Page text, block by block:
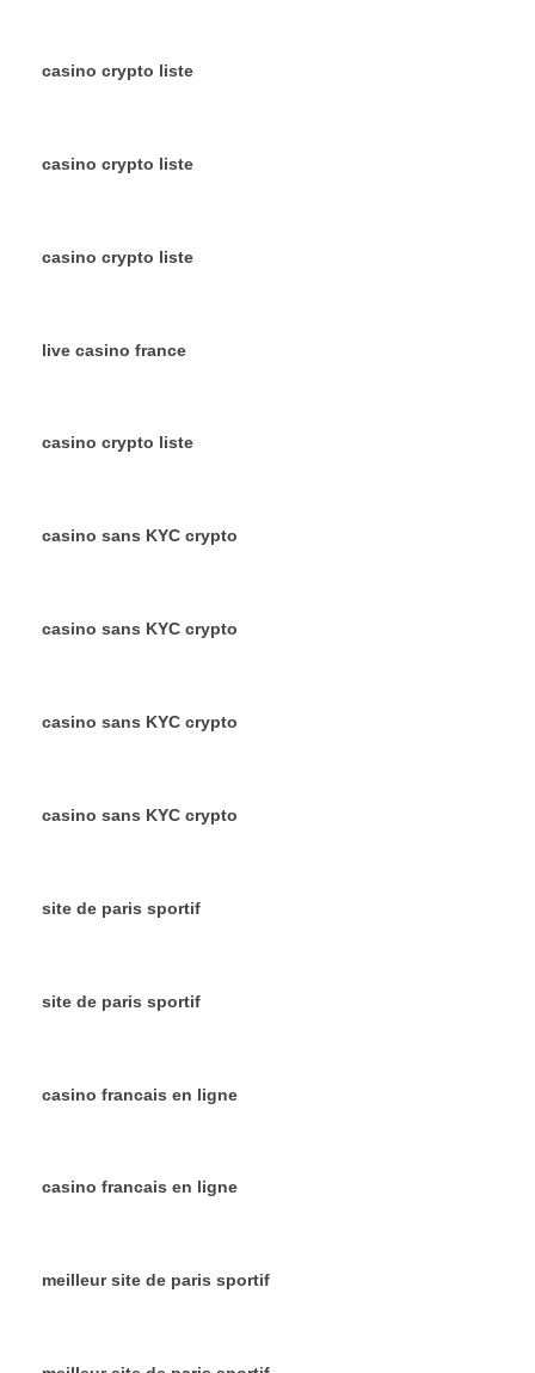
casino crypto liste
casino crypto liste
casino crypto liste
live casino france
casino crypto liste
casino sans KYC crypto
casino sans KYC crypto
casino sans KYC crypto
casino sans KYC crypto
site de paris sportif
site de paris sportif
casino francais en ligne
casino francais en ligne
meilleur site de paris sportif